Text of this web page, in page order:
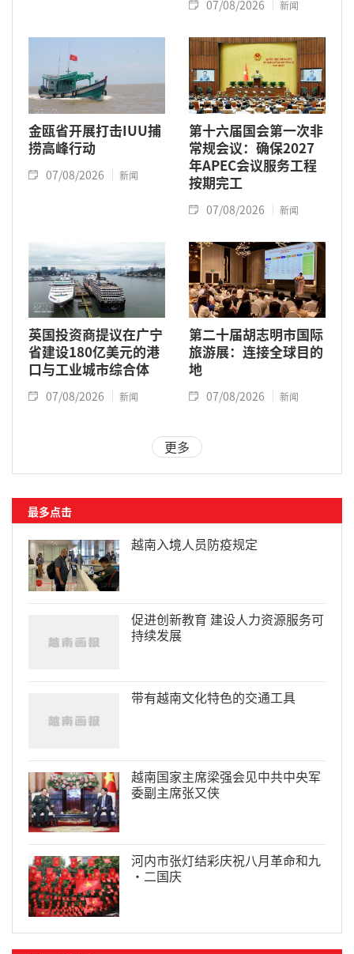
07/08/2026 新闻
金瓯省开展打击IUU捕
捞高峰行动
07/08/2026 新闻
第十六届国会第一次非
常规会议：确保2027
年APEC会议服务工程
按期完工
07/08/2026 新闻
英国投资商提议在广宁
省建设180亿美元的港
口与工业城市综合体
07/08/2026 新闻
第二十届胡志明市国际
旅游展：连接全球目的
地
07/08/2026 新闻
更多
最多点击
越南入境人员防疫规定
促进创新教育 建设人力资源服务可
持续发展
带有越南文化特色的交通工具
越南国家主席梁强会见中共中央军
委副主席张又侠
河内市张灯结彩庆祝八月革命和九
·二国庆